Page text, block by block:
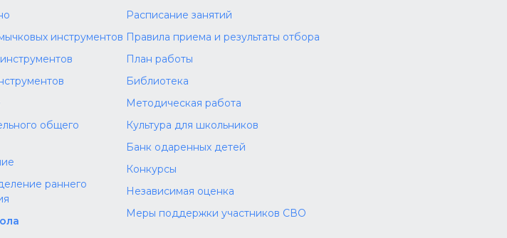
инструментов
общего
раннего
Расписание занятий
Правила приема и результаты отбора
План работы
Библиотека
Методическая работа
Культура для школьников
Банк одаренных детей
Конкурсы
Независимая оценка
Меры поддержки участников СВО